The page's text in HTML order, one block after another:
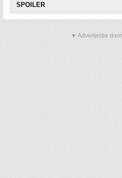
SPOILER
▼ Advertentie